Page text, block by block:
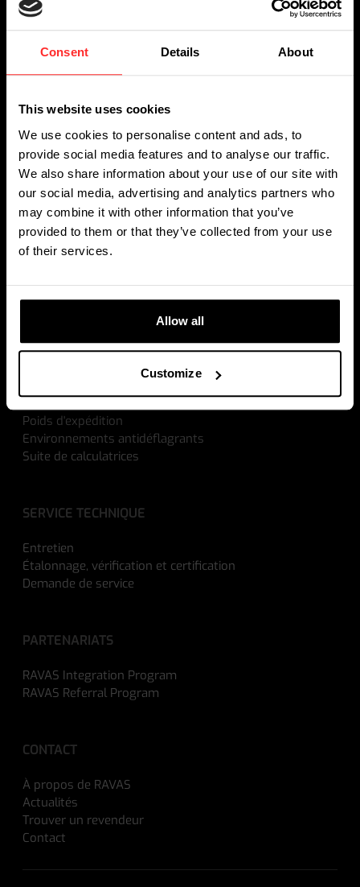
Consent Details About
This website uses cookies
We use cookies to personalise content and ads, to
provide social media features and to analyse our traffic.
We also share information about your use of our site with
our social media, advertising and analytics partners who
may combine it with other information that you’ve
provided to them or that they’ve collected from your use
of their services.
Allow all
Customize
Inscrivez-vous à notre newsletter
SOLUTIONS DE PESAGE
Transpalettes manuels peseurs
SOLUTIONS
Poids d'expédition
Environnements antidéflagrants
Suite de calculatrices
SERVICE TECHNIQUE
Entretien
Étalonnage, vérification et certification
Demande de service
PARTENARIATS
RAVAS Integration Program
RAVAS Referral Program
CONTACT
À propos de RAVAS
Actualités
Trouver un revendeur
Contact